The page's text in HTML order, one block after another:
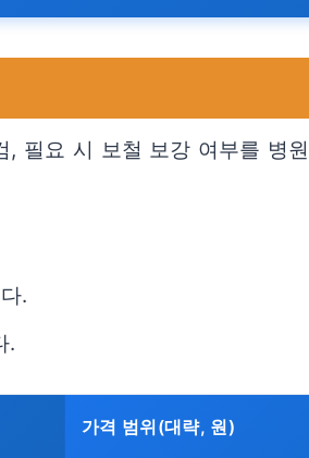
필요 시 보철 보강 여부를 병
.
.
가격 범위(대략, 원)